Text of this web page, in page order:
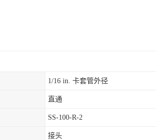
1/16 in. 卡套管外径
直通
SS-100-R-2
接头